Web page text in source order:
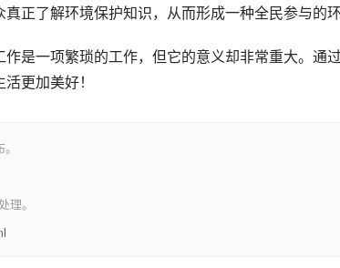
正了解环境保护知识，从而形成一种全民参与的环
是一项繁琐的工作，但它的意义却非常重大。通
更加美好！
理。